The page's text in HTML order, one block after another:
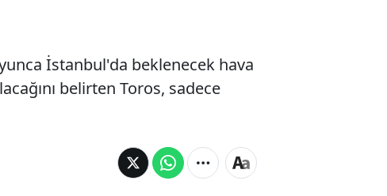
İstanbul'da beklenecek hava
belirten Toros, sadece